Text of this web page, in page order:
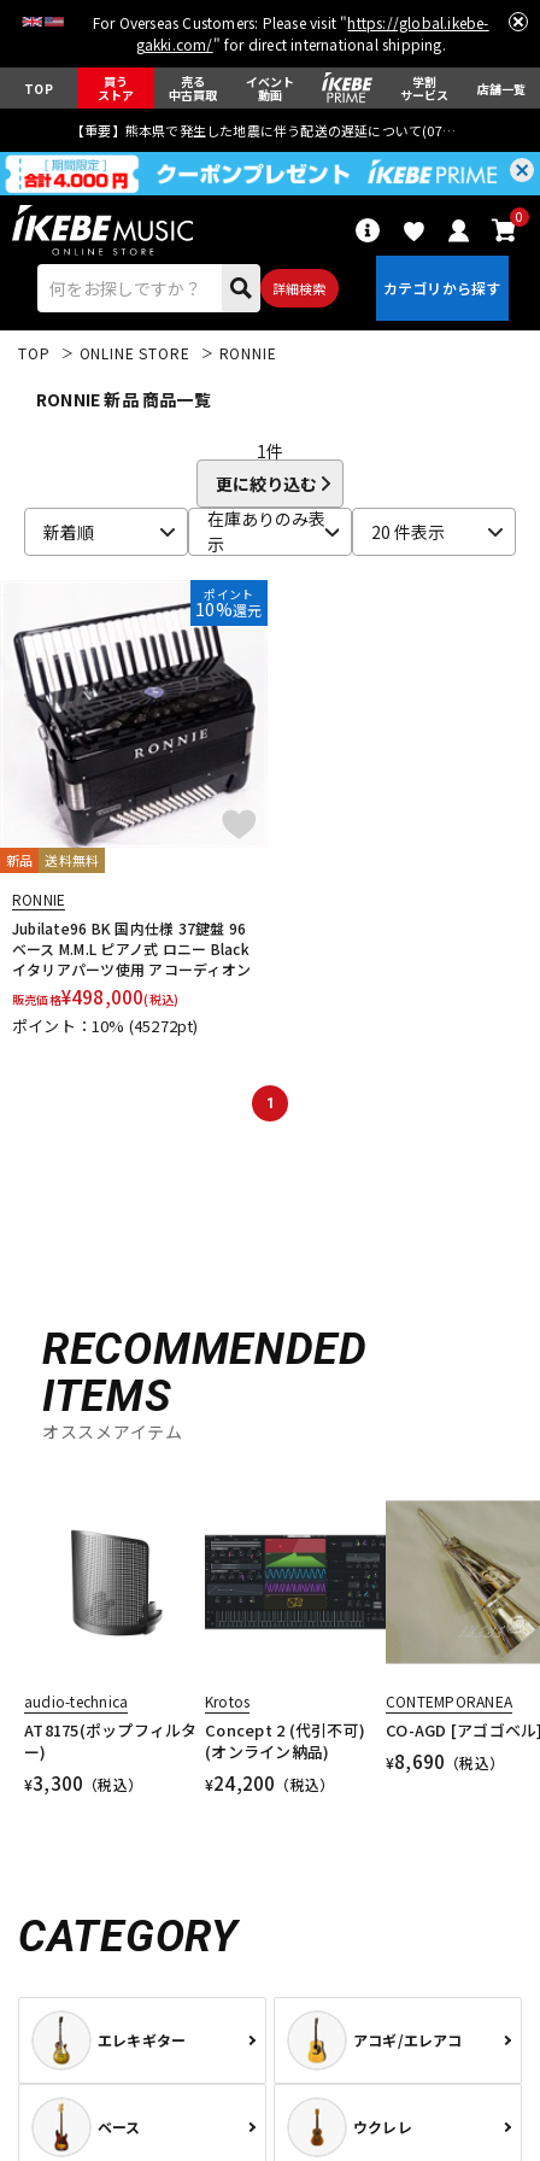
For Overseas Customers: Please visit "https://global.ikebe-
gakki.com/" for direct international shipping.
TOP 買う
ストア
売る
中古買取
イベント
動画
学割
サービス 店舗一覧
【重要】熊本県で発生した地震に伴う配送の遅延について(07月29日
詳細検索
0
ドラム
キーボード
管楽器
アンプ
DJ機器
TOP ONLINE STORE RONNIE
RONNIE 新品 商品一覧
1件
更に絞り込む
新着順
在庫ありのみ表
示
20 件表示
ポイント
10%還元
新品 送料無料
RONNIE
Jubilate96 BK 国内仕様 37鍵盤 96
ベース M.M.L ピアノ式 ロニー Black
イタリアパーツ使用 アコーディオン
販売価格¥498,000(税込)
ポイント：10% (45272pt)
1
RECOMMENDED
ITEMS
オススメアイテム
audio-technica
AT8175(ポップフィルタ
ー)
¥3,300 （税込）
Krotos
Concept 2 (代引不可)
(オンライン納品)
¥24,200 （税込）
CONTEMPORANEA
CO-AGD [アゴゴベ
¥8,690 （税込）
CATEGORY
エレキギター アコギ/エレアコ
ベース ウクレレ